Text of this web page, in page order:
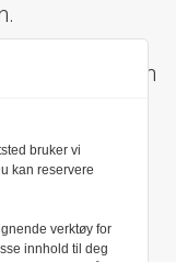
et klageorgan
som
bruker vi
kan reservere
verktøy for
innhold til deg